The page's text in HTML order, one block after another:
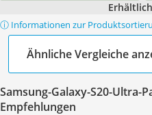
ⓘ Informationen zur
Ähnliche Vergleiche
Samsung-Galaxy-S20-Ultra-
Empfehlungen